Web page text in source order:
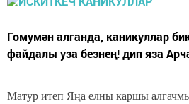
Гомумән алганда, каникуллар
файдалы уза безнең! дип яза
Матур итеп Яңа елны каршы